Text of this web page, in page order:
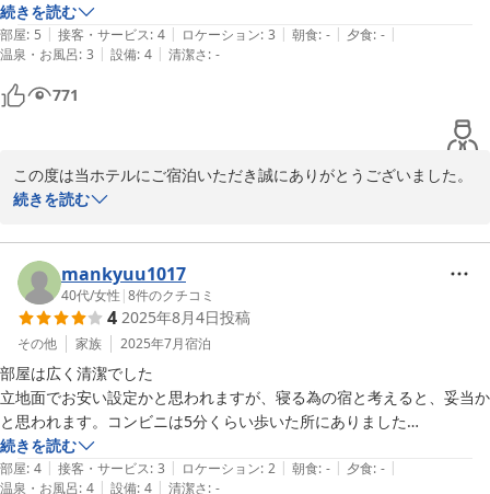
次回お会いできる日を、スタッフ一同心よりお待ちしております。
2025-08-16
続きを読む
部屋: 5 | 接客・サービス: 4 | ロケーション: 3 | 朝食: - | 夕食: - |
温泉・お風呂: 3 | 設備: 4 | 清潔さ: -
771
この度は当ホテルにご宿泊いただき誠にありがとうございました。
またのご利用を心よりお待ちしております。
続きを読む
mankyuu1017
40代/女性 |8件のクチコミ
4 2025年8月4日投稿
その他 家族 2025年7月宿泊
部屋は広く清潔でした
立地面でお安い設定かと思われますが、寝る為の宿と考えると、妥当か
と思われます。コンビニは5分くらい歩いた所にありました
またこちらに来る時には利用させて頂きたいと思います
続きを読む
部屋: 4 | 接客・サービス: 3 | ロケーション: 2 | 朝食: - | 夕食: - |
温泉・お風呂: 4 | 設備: 4 | 清潔さ: -